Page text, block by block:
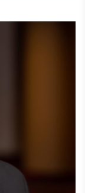
募者支援とマ